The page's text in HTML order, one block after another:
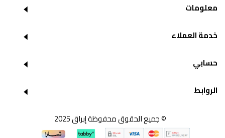
معلومات
خدمة العملاء
حسابي
الروابط
© جميع الحقوق محفوظة إبراق 2025